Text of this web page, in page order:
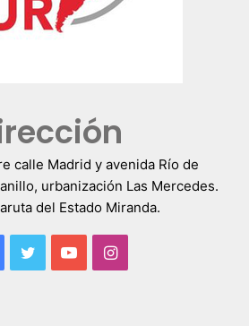
calle Madrid y avenida Río de
urbanización Las Mercedes.
del Estado Miranda.
TwitterYouTubeInstagram